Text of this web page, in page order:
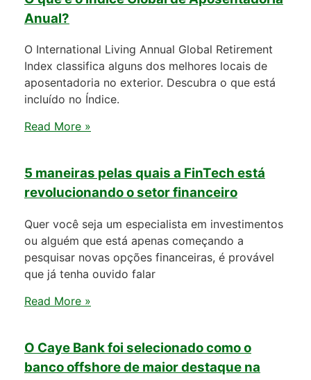
Anual?
O International Living Annual Global Retirement
Index classifica alguns dos melhores locais de
aposentadoria no exterior. Descubra o que está
incluído no Índice.
Read More »
5 maneiras pelas quais a FinTech está
revolucionando o setor financeiro
Quer você seja um especialista em investimentos
ou alguém que está apenas começando a
pesquisar novas opções financeiras, é provável
que já tenha ouvido falar
Read More »
O Caye Bank foi selecionado como o
banco offshore de maior destaque na